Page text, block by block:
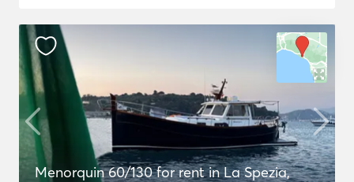
Menorquin 60/130 for rent in La Spezia,